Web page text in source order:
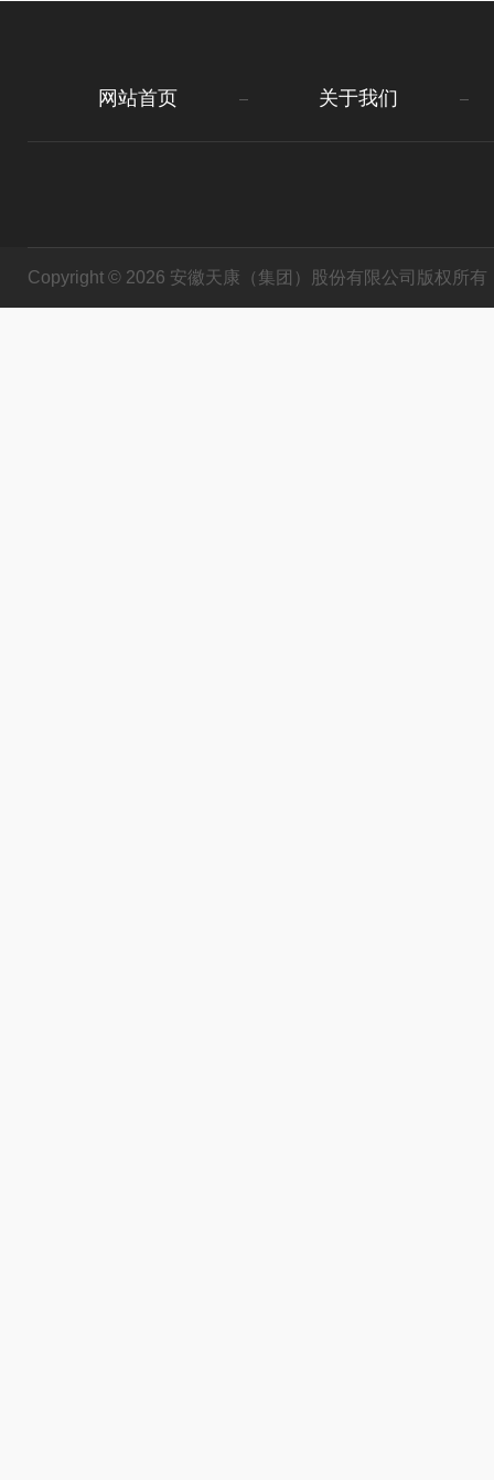
网站首页 关于我们
Copyright © 2026 安徽天康（集团）股份有限公司版权所有